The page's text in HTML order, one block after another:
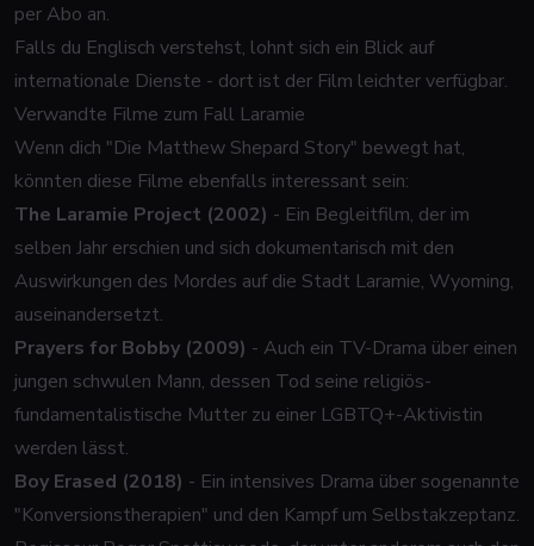
per Abo an.
Falls du Englisch verstehst, lohnt sich ein Blick auf
internationale Dienste - dort ist der Film leichter verfügbar.
Verwandte Filme zum Fall Laramie
Wenn dich "Die Matthew Shepard Story" bewegt hat,
könnten diese Filme ebenfalls interessant sein:
The Laramie Project (2002) - Ein Begleitfilm, der im
selben Jahr erschien und sich dokumentarisch mit den
Auswirkungen des Mordes auf die Stadt Laramie, Wyoming,
auseinandersetzt.
Prayers for Bobby (2009) - Auch ein TV-Drama über einen
jungen schwulen Mann, dessen Tod seine religiös-
fundamentalistische Mutter zu einer LGBTQ+-Aktivistin
werden lässt.
Boy Erased (2018) - Ein intensives Drama über sogenannte
"Konversionstherapien" und den Kampf um Selbstakzeptanz.